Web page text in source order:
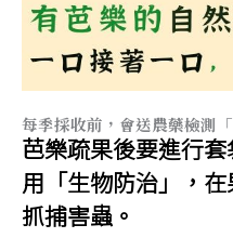
每季採收前，會送農藥檢測「
芭樂疏果後要進行
用「生物防治」，
抓捕害蟲。